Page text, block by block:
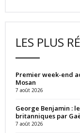
LES PLUS
Premier week-end
Mosan
7 août 2026
George Benjamin :
britanniques par
7 août 2026